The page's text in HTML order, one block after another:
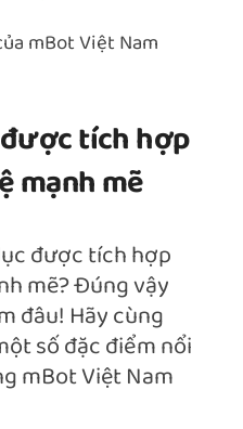
mBot Việt Nam
tích hợp
mạnh mẽ
được tích hợp
mẽ? Đúng vậy
đâu! Hãy cùng
số đặc điểm nổi
mBot Việt Nam